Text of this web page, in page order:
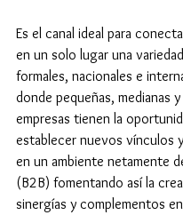
Es el canal ideal para
en un solo lugar una
formales, nacionales e
donde pequeñas, medianas
empresas tienen la
establecer nuevos vínculos
en un ambiente netamente
(B2B) fomentando así la
sinergías y complementos